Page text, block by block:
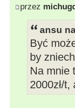
przez
ansu
Być
by
Na mnie
2000zł/